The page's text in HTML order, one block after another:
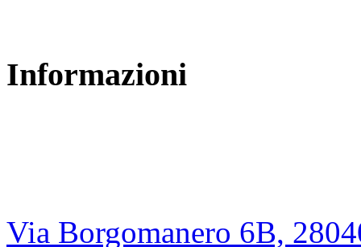
Informazioni
Via Borgomanero 6B,